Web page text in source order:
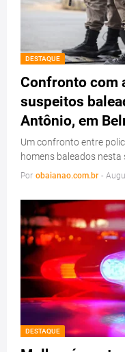
DESTAQUE
Confronto com
suspeitos
Antônio, em
Um confronto entre
homens baleados nesta
Por obaianao.com.br -
DESTAQUE